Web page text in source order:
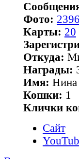
Фото: 2396
Карты: 20
Откуда:
Награды:
Имя: Нина
Кошки: 1
Клички
Сайт